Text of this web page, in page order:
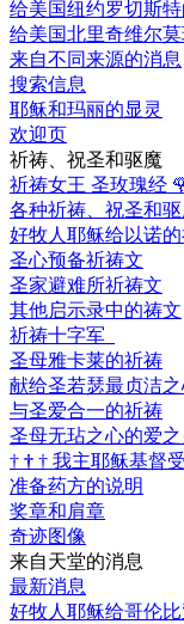
给美国纽约罗切斯
给美国北里奇维尔
来自不同来源的消息
搜索信息
耶稣和玛丽的显灵
欢迎页
祈祷、祝圣和驱魔
祈祷女王 圣玫瑰经
各种祈祷、祝圣和
好牧人耶稣给以诺
圣心预备祈祷文
圣家避难所祈祷文
其他启示录中的祷文
祈祷十字军
圣母雅卡莱的祈祷
献给圣若瑟最贞洁
与圣爱合一的祈祷
圣母无玷之心的爱
† † † 我主耶稣基督
准备药方的说明
奖章和肩章
奇迹图像
来自天堂的消息
最新消息
好牧人耶稣给哥伦